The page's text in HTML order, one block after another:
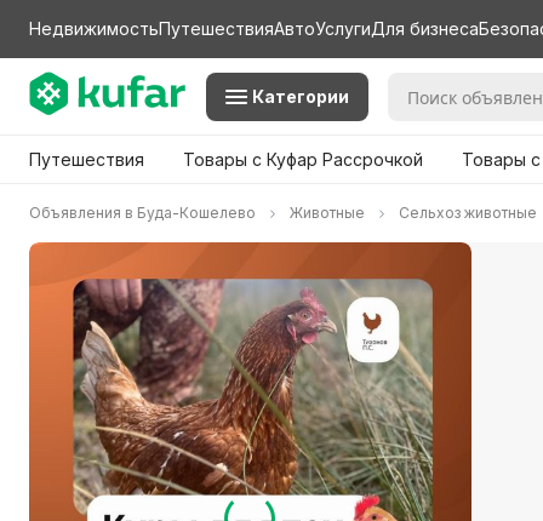
НедвижимостьПутешествияАвтоУслугиДля бизнеса
Категории
Путешествия Товары с Куфар Рассрочкой Товары
Объявления в Буда-Кошелево Животные Сельхоз животные